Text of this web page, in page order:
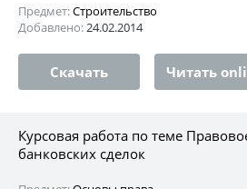
Предмет:Строительство
Добавлено:24.02.2014
Скачать Читать
Курсовая работа по теме
банковских сделок